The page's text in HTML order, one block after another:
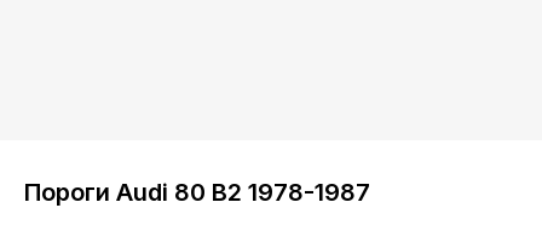
Пороги Audi 80 B2 1978-1987